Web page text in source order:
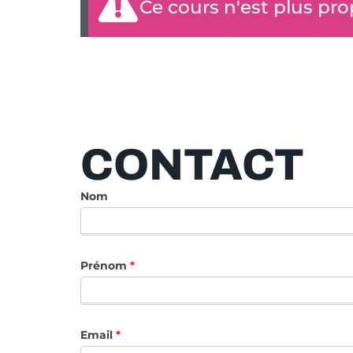
Ce cours n'est plus
CONTACT
Contact
Nom
Prénom *
Email *